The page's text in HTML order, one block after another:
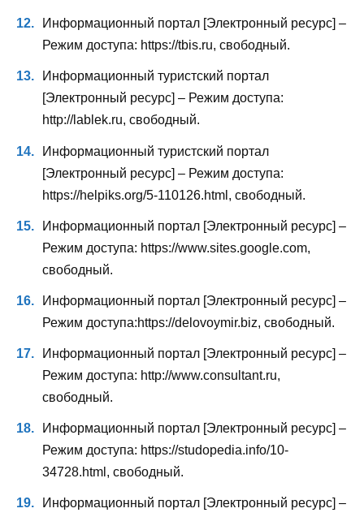
Информационный портал [Электронный ресурс] –
Режим доступа: https://tbis.ru, свободный.
Информационный туристский портал
[Электронный ресурс] – Режим доступа:
http://lablek.ru, свободный.
Информационный туристский портал
[Электронный ресурс] – Режим доступа:
https://helpiks.org/5-110126.html, свободный.
Информационный портал [Электронный ресурс] –
Режим доступа: https://www.sites.google.com,
свободный.
Информационный портал [Электронный ресурс] –
Режим доступа:https://delovoymir.biz, свободный.
Информационный портал [Электронный ресурс] –
Режим доступа: http://www.consultant.ru,
свободный.
Информационный портал [Электронный ресурс] –
Режим доступа: https://studopedia.info/10-
34728.html, свободный.
Информационный портал [Электронный ресурс] –